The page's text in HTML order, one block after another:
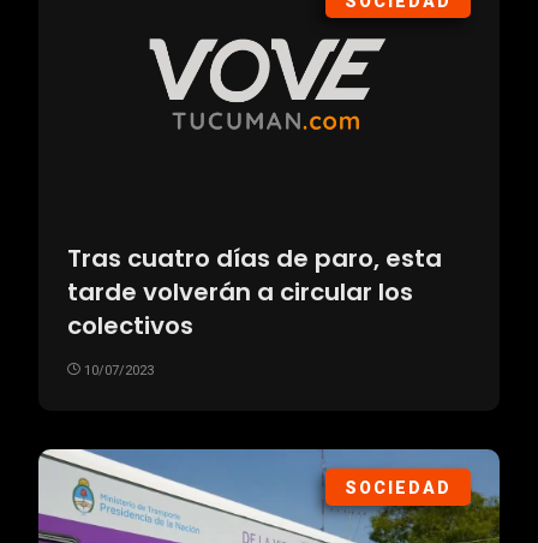
Tras cuatro días de paro, esta
tarde volverán a circular los
colectivos
10/07/2023
SOCIEDAD